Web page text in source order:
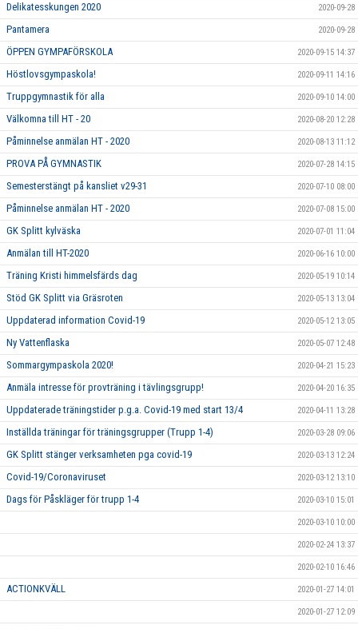
Delikatesskungen 2020 2020-09-28
Pantamera 2020-09-28
ÖPPEN GYMPAFÖRSKOLA 2020-09-15 14:37
Höstlovsgympaskola! 2020-09-11 14:16
Truppgymnastik för alla 2020-09-10 14:00
Välkomna till HT - 20 2020-08-20 12:28
Påminnelse anmälan HT - 2020 2020-08-13 11:12
PROVA PÅ GYMNASTIK 2020-07-28 14:15
Semesterstängt på kansliet v29-31 2020-07-10 08:00
Påminnelse anmälan HT - 2020 2020-07-08 15:00
GK Splitt kylväska 2020-07-01 11:04
Anmälan till HT-2020 2020-06-16 10:00
Träning Kristi himmelsfärds dag 2020-05-19 10:14
Stöd GK Splitt via Gräsroten 2020-05-13 13:04
Uppdaterad information Covid-19 2020-05-12 13:05
Ny Vattenflaska 2020-05-07 12:48
Sommargympaskola 2020! 2020-04-21 15:23
Anmäla intresse för provträning i tävlingsgrupp! 2020-04-20 16:35
Uppdaterade träningstider p.g.a. Covid-19 med start 13/4 2020-04-11 13:28
Inställda träningar för träningsgrupper (Trupp 1-4) 2020-03-28 09:06
GK Splitt stänger verksamheten pga covid-19 2020-03-13 12:24
Covid-19/Coronaviruset 2020-03-12 13:10
Dags för Påskläger för trupp 1-4 2020-03-10 15:01
2020-03-10 10:00
2020-02-24 13:37
2020-02-10 16:46
ACTIONKVÄLL 2020-01-27 14:01
2020-01-27 12:09